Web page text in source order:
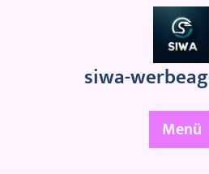
siwa-
Menü